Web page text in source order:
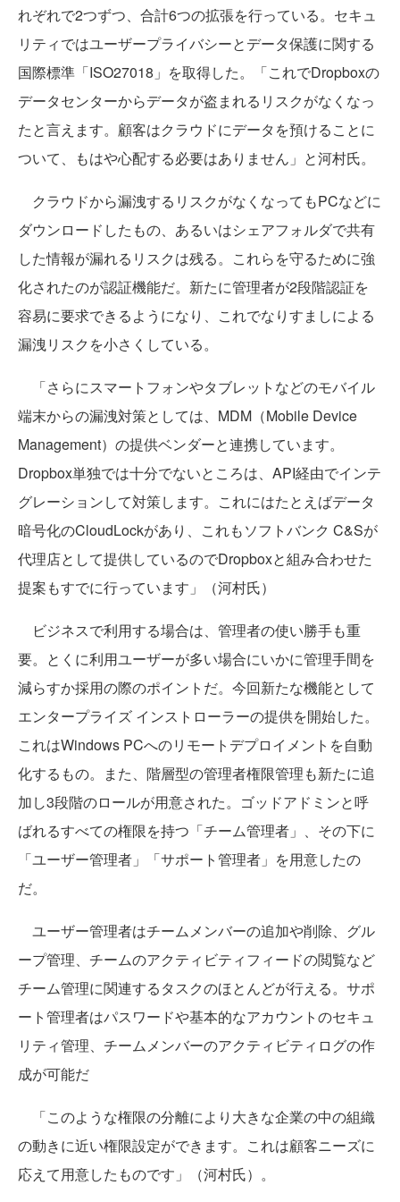
れぞれで2つずつ、合計6つの拡張を行っている。セキュ
リティではユーザープライバシーとデータ保護に関する
国際標準「ISO27018」を取得した。「これでDropboxの
データセンターからデータが盗まれるリスクがなくなっ
たと言えます。顧客はクラウドにデータを預けることに
ついて、もはや心配する必要はありません」と河村氏。
クラウドから漏洩するリスクがなくなってもPCなどに
ダウンロードしたもの、あるいはシェアフォルダで共有
した情報が漏れるリスクは残る。これらを守るために強
化されたのが認証機能だ。新たに管理者が2段階認証を
容易に要求できるようになり、これでなりすましによる
漏洩リスクを小さくしている。
「さらにスマートフォンやタブレットなどのモバイル
端末からの漏洩対策としては、MDM（Mobile Device
Management）の提供ベンダーと連携しています。
Dropbox単独では十分でないところは、API経由でインテ
グレーションして対策します。これにはたとえばデータ
暗号化のCloudLockがあり、これもソフトバンク C&Sが
代理店として提供しているのでDropboxと組み合わせた
提案もすでに行っています」（河村氏）
ビジネスで利用する場合は、管理者の使い勝手も重
要。とくに利用ユーザーが多い場合にいかに管理手間を
減らすか採用の際のポイントだ。今回新たな機能として
エンタープライズ インストローラーの提供を開始した。
これはWindows PCへのリモートデプロイメントを自動
化するもの。また、階層型の管理者権限管理も新たに追
加し3段階のロールが用意された。ゴッドアドミンと呼
ばれるすべての権限を持つ「チーム管理者」、その下に
「ユーザー管理者」「サポート管理者」を用意したの
だ。
ユーザー管理者はチームメンバーの追加や削除、グル
ープ管理、チームのアクティビティフィードの閲覧など
チーム管理に関連するタスクのほとんどが行える。サポ
ート管理者はパスワードや基本的なアカウントのセキュ
リティ管理、チームメンバーのアクティビティログの作
成が可能だ
「このような権限の分離により大きな企業の中の組織
の動きに近い権限設定ができます。これは顧客ニーズに
応えて用意したものです」（河村氏）。